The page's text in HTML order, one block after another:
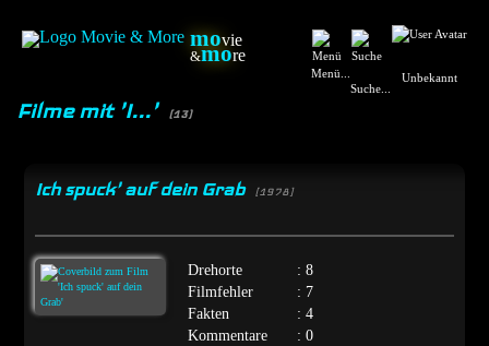
movie
&more
Menü...
Suche...
Unbekannt
Filme mit 'I...' (13)
Ich spuck' auf dein Grab [1978]
Drehorte
: 8
Filmfehler
: 7
Fakten
: 4
Kommentare
: 0